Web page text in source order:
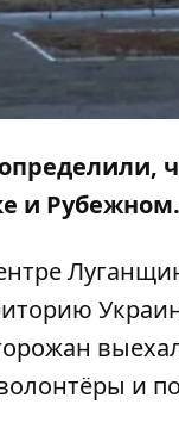
и Рубежном.
и